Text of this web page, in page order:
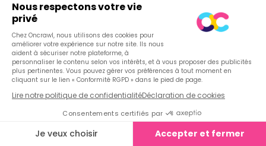
afin de déterminer en fonction de ces
mêmes critères, le potentiel de ranking d’une
URL donnée (et donc a fortiori, de déterminer
les critères les plus importants sur un
secteur/thématique particulière).
→ Vous retrouverez la méthodologie
ancien Directeur Produit chez Oncrawl
« Successfully predicting Google rankings at